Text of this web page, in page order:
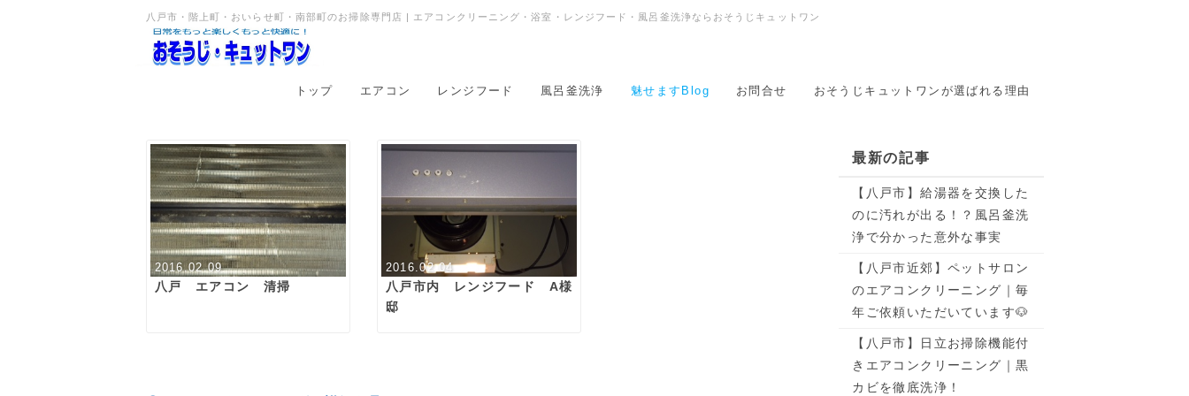
八戸市・階上町・おいらせ町・南部町のお掃除専門店 | エアコンクリーニング・浴室・レンジフード・風呂釜洗浄ならおそうじキュットワン
トップ エアコン レンジフード 風呂釜洗浄 魅せますBlog お問合せ おそうじキュットワンが選ばれる理由
2016.02.09
八戸 エアコン 清掃
2016.02.04
八戸市内 レンジフード A様
邸
最新の記事
【八戸市】給湯器を交換した
のに汚れが出る！？風呂釜洗
浄で分かった意外な事実
【八戸市近郊】ペットサロン
のエアコンクリーニング｜毎
年ご依頼いただいています🐶
【八戸市】日立お掃除機能付
きエアコンクリーニング｜黒
カビを徹底洗浄！